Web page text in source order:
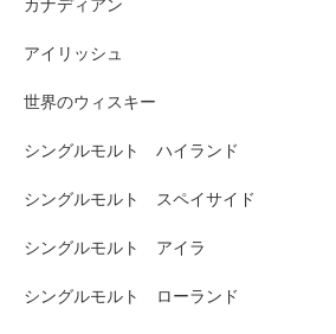
カナディアン
アイリッシュ
世界のウィスキー
シングルモルト ハイランド
シングルモルト スペイサイド
シングルモルト アイラ
シングルモルト ローランド